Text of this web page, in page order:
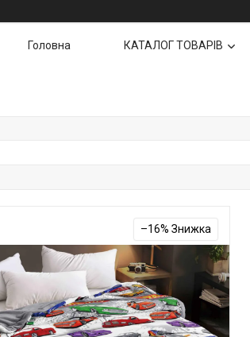
Головна КАТАЛОГ ТОВАРІВ
–16%